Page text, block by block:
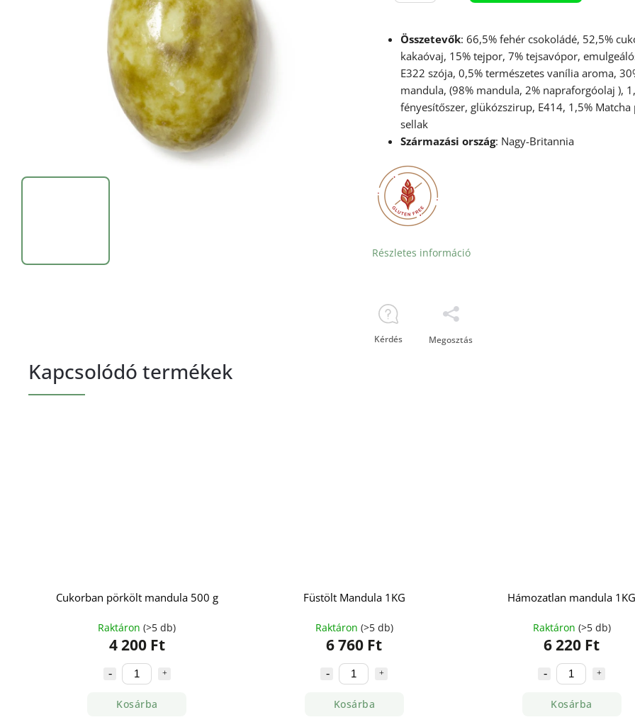
Összetevők: 66,5% fehér csokoládé, 52,5%
kakaóvaj, 15% tejpor, 7% tejsavópor,
E322 szója, 0,5% természetes vanília aroma,
mandula, (98% mandula, 2% napraforgóolaj ),
fényesítőszer, glükózszirup, E414, 1,5% Matcha
sellak
Származási ország: Nagy-Britannia
Részletes információ
Kérdés Megosztás
Kapcsolódó termékek
Cukorban pörkölt mandula 500 g
Raktáron(>5 db)
4 200 Ft
Kosárba
Füstölt Mandula 1KG
Raktáron (>5 db)
6 760 Ft
Kosárba
Hámozatlan mandula
Raktáron (>5 db)
6 220 Ft
Kosárba